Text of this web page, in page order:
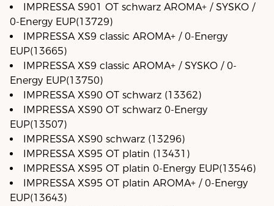
IMPRESSA S901 OT schwarz AROMA+ / SYSKO /
0-Energy EUP(13729)
IMPRESSA XS9 classic AROMA+ / 0-Energy
EUP(13665)
IMPRESSA XS9 classic AROMA+ / SYSKO / 0-
Energy EUP(13750)
IMPRESSA XS90 OT schwarz (13362)
IMPRESSA XS90 OT schwarz 0-Energy
EUP(13507)
IMPRESSA XS90 schwarz (13296)
IMPRESSA XS95 OT platin (13431)
IMPRESSA XS95 OT platin 0-Energy EUP(13546)
IMPRESSA XS95 OT platin AROMA+ / 0-Energy
EUP(13643)